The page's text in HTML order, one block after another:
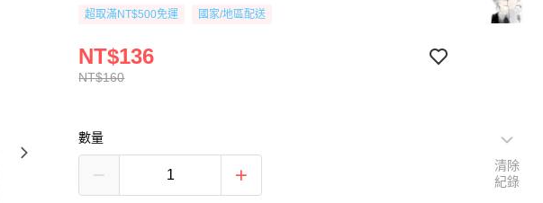
超取滿NT$500免運 國家/地區配送
NT$160
NT$136
數量
清除
紀錄